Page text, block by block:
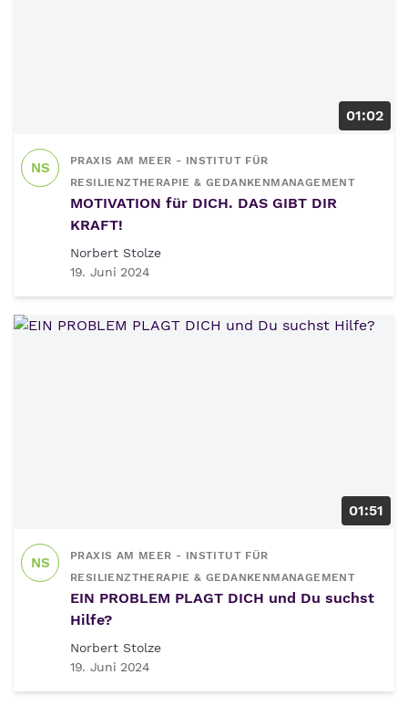
01:02
NS
PRAXIS AM MEER - INSTITUT FÜR
RESILIENZTHERAPIE & GEDANKENMANAGEMENT
MOTIVATION für DICH. DAS GIBT DIR
KRAFT!
Norbert Stolze
19. Juni 2024
01:51
NS
PRAXIS AM MEER - INSTITUT FÜR
RESILIENZTHERAPIE & GEDANKENMANAGEMENT
EIN PROBLEM PLAGT DICH und Du suchst
Hilfe?
Norbert Stolze
19. Juni 2024